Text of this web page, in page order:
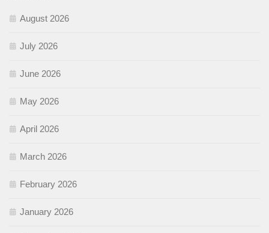
August 2026
July 2026
June 2026
May 2026
April 2026
March 2026
February 2026
January 2026